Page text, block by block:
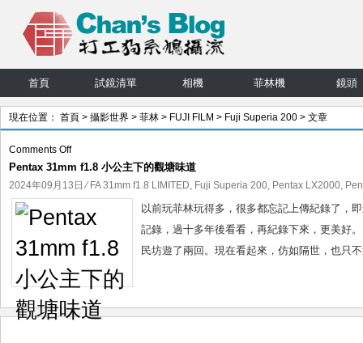
首頁 試鏡清單 相機 菲林機 鏡頭
現在位置： 首頁 > 攝影世界 > 菲林 > FUJI FILM > Fuji Superia 200 > 文章
Comments Offon
Pentax
31mm
f1.8
小
主
下
的
觀
Pentax 31mm f1.8 小公主下的觀塘味道
2024年09月13日 ⁄ FA 31mm f1.8 LIMITED, Fuji Superia 200, Pentax LX2000,
以前玩菲林玩得多，很多都忘記上傳紀錄了，
記錄，過十多年後看看，再紀錄下來，更美好
民坊遊了兩回。現在看起來，仿如隔世，也只